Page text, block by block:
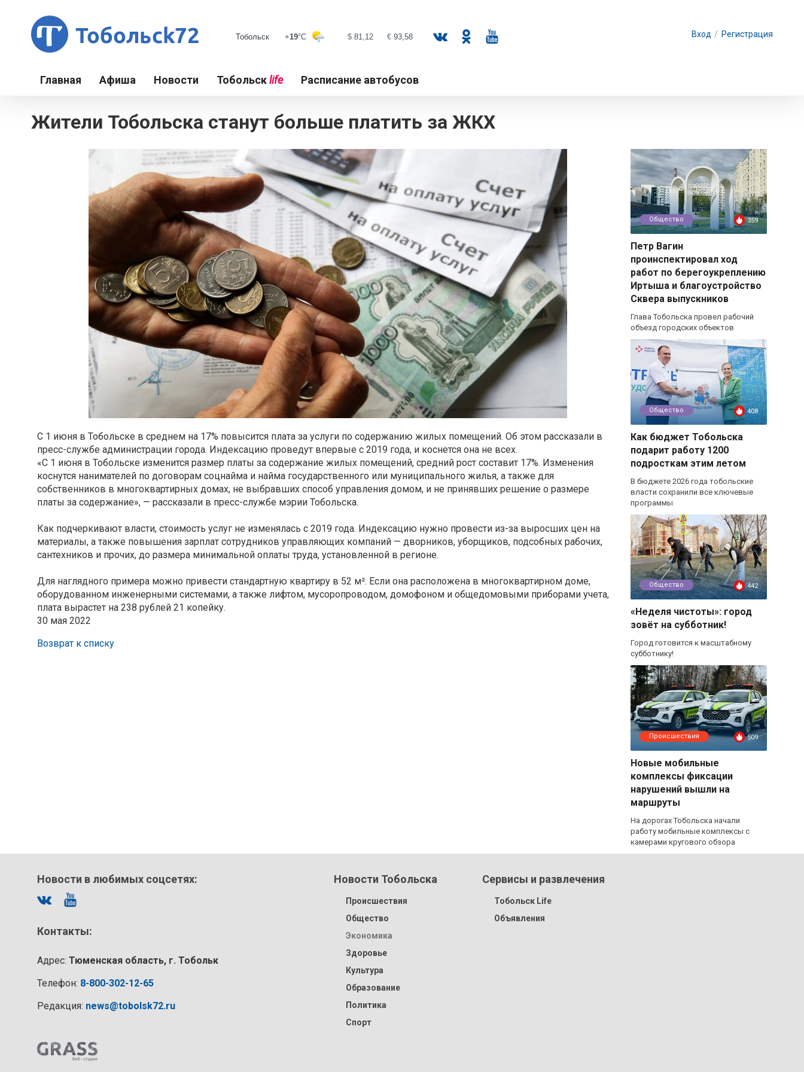
Вход / Регистрация
Главная Афиша Новости Тобольскlife Расписание автобусов
Жители Тобольска станут больше платить за ЖКХ
С 1 июня в Тобольске в среднем на 17% повысится плата за услуги по содержанию жилых помещений. Об этом рассказали в
пресс-службе администрации города. Индексацию проведут впервые с 2019 года, и коснется она не всех.
«С 1 июня в Тобольске изменится размер платы за содержание жилых помещений, средний рост составит 17%. Изменения
коснутся нанимателей по договорам соцнайма и найма государственного или муниципального жилья, а также для
собственников в многоквартирных домах, не выбравших способ управления домом, и не принявших решение о размере
платы за содержание», — рассказали в пресс-службе мэрии Тобольска.
Как подчеркивают власти, стоимость услуг не изменялась с 2019 года. Индексацию нужно провести из-за выросших цен на
материалы, а также повышения зарплат сотрудников управляющих компаний — дворников, уборщиков, подсобных рабочих,
сантехников и прочих, до размера минимальной оплаты труда, установленной в регионе.
Для наглядного примера можно привести стандартную квартиру в 52 м². Если она расположена в многоквартирном доме,
оборудованном инженерными системами, а также лифтом, мусоропроводом, домофоном и общедомовыми приборами учета,
плата вырастет на 238 рублей 21 копейку.
30 мая 2022
Возврат к списку
Общество 359
Петр Вагин
проинспектировал ход
работ по берегоукреплению
Иртыша и благоустройство
Сквера выпускников
Глава Тобольска провел рабочий
объезд городских объектов
Общество 408
Как бюджет Тобольска
подарит работу 1200
подросткам этим летом
В бюджете 2026 года тобольские
власти сохранили все ключевые
программы
Общество 442
«Неделя чистоты»: город
зовёт на субботник!
Город готовится к масштабному
субботнику!
Происшествия 509
Новые мобильные
комплексы фиксации
нарушений вышли на
маршруты
На дорогах Тобольска начали
работу мобильные комплексы с
камерами кругового обзора
Новости в любимых соцсетях:
Контакты:
Адрес: Тюменская область, г. Тобольк
Телефон: 8-800-302-12-65
Редакция: news@tobolsk72.ru
Новости Тобольска
Происшествия
Общество
Экономика
Здоровье
Культура
Образование
Политика
Спорт
Сервисы и развлечения
Тобольск Life
Объявления